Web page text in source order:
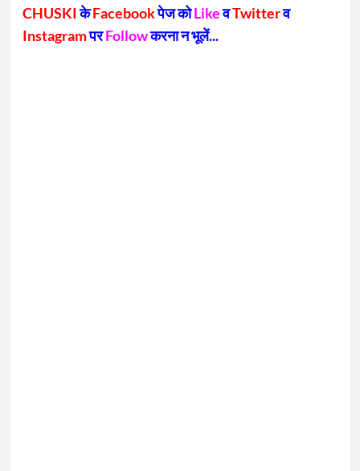
CHUSKIकेFacebookपेज कोLikeवTwitterव
InstagramपरFollowकरना न भूलें...